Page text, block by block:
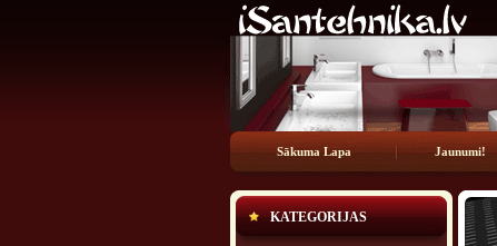
Sākuma Lapa Jaunumi!
KATEGORIJAS